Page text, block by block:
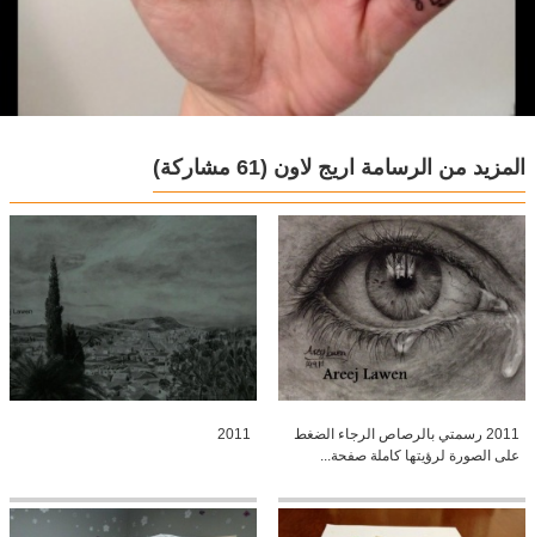
المزيد من الرسامة اريج لاون (61 مشاركة)
2011 رسمتي بالرصاص الرجاء الضغط
على الصورة لرؤيتها كاملة صفحة...
2011